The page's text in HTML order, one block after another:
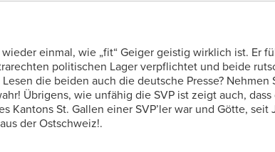
einmal, wie „fit“ Geiger geistig wirklich ist. Er
politischen Lager verpflichtet und beide
die beiden auch die deutsche Presse? Nehmen
Übrigens, wie unfähig die SVP ist zeigt auch,
Kantons St. Gallen einer SVP’ler war und Götte, seit
der Ostschweiz!.